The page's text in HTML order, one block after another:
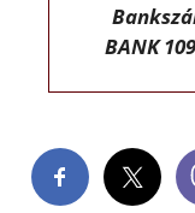
BANK